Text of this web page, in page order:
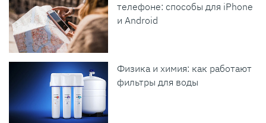
телефоне: способы для iPhone
и Android
Физика и химия: как работают
фильтры для воды